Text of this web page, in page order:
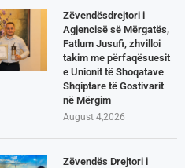
Zëvendësdrejtori i
Agjencisë së Mërgatës,
Fatlum Jusufi, zhvilloi
takim me përfaqësuesit
e Unionit të Shoqatave
Shqiptare të Gostivarit
në Mërgim
August 4,2026
Zëvendës Drejtori i